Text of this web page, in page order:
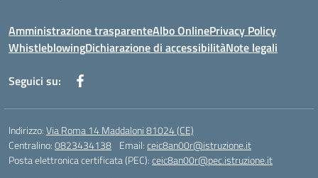
Amministrazione trasparenteAlbo OnlinePrivacy Policy
WhistleblowingDichiarazione di accessibilitàNote legali
Seguici su:
Indirizzo:Via Roma 14 Maddaloni 81024 (CE)
Centralino:0823434138 Email:ceic8an00r@istruzione.it
Posta elettronica certificata (PEC):ceic8an00r@pec.istruzione.it